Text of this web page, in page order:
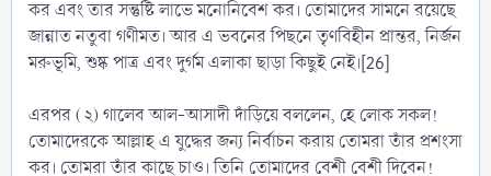
কর এবং তার সন্তুষ্টি লাভে মনোনিবেশ কর। তোমাদের সামনে রয়েছে
জান্নাত নতুবা গণীমত। আর এ ভবনের পিছনে তৃণবিহীন প্রান্তর, নির্জন
মরুভূমি, শুষ্ক পাত্র এবং দুর্গম এলাকা ছাড়া কিছুই নেই।[26]
এরপর (২) গালেব আল-আসাদী দাঁড়িয়ে বললেন, হে লোক সকল!
তোমাদেরকে আল্লাহ এ যুদ্ধের জন্য নির্বাচন করায় তোমরা তাঁর প্রশংসা
কর। তোমরা তাঁর কাছে চাও। তিনি তোমাদের বেশী বেশী দিবেন!